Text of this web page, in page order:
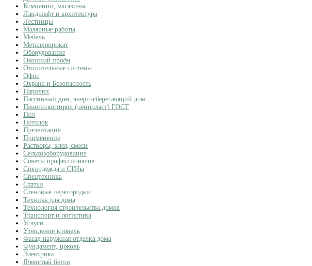
Компании, магазины
Ландшафт и архитектура
Лестницы
Малярные работы
Мебель
Металлопрокат
Оборудование
Оконный проём
Отопительные системы
Офис
Охрана и Безопасность
Парилки
Пассивный дом, энергосберегающий дом
Пенополистирол (пенопласт) ГОСТ
Пол
Потолок
Презентация
Применение
Растворы, клея, смеси
Сельхозоборудование
Советы профессионалов
Спецодежда и СИЗы
Спецтехника
Статьи
Стеновые перегородки
Техника для дома
Технология строительства домов
Транспорт и логистика
Услуги
Утепление кровель
Фасад наружная отделка дома
Фундамент, цоколь
Электрика
Ячеистый бетон